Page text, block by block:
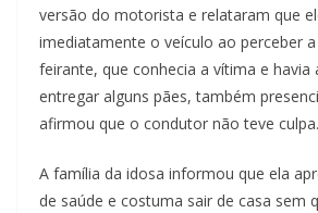
versão do motorista e relataram que
imediatamente o veículo ao perceber
feirante, que conhecia a vítima e havia
entregar alguns pães, também
afirmou que o condutor não teve culpa.
A família da idosa informou que ela
de saúde e costuma sair de casa sem